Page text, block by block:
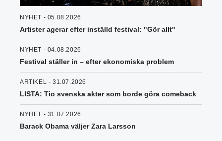
NYHET - 05.08.2026
Artister agerar efter inställd festival: "Gör allt"
NYHET - 04.08.2026
Festival ställer in – efter ekonomiska problem
ARTIKEL - 31.07.2026
LISTA: Tio svenska akter som borde göra comeback
NYHET - 31.07.2026
Barack Obama väljer Zara Larsson